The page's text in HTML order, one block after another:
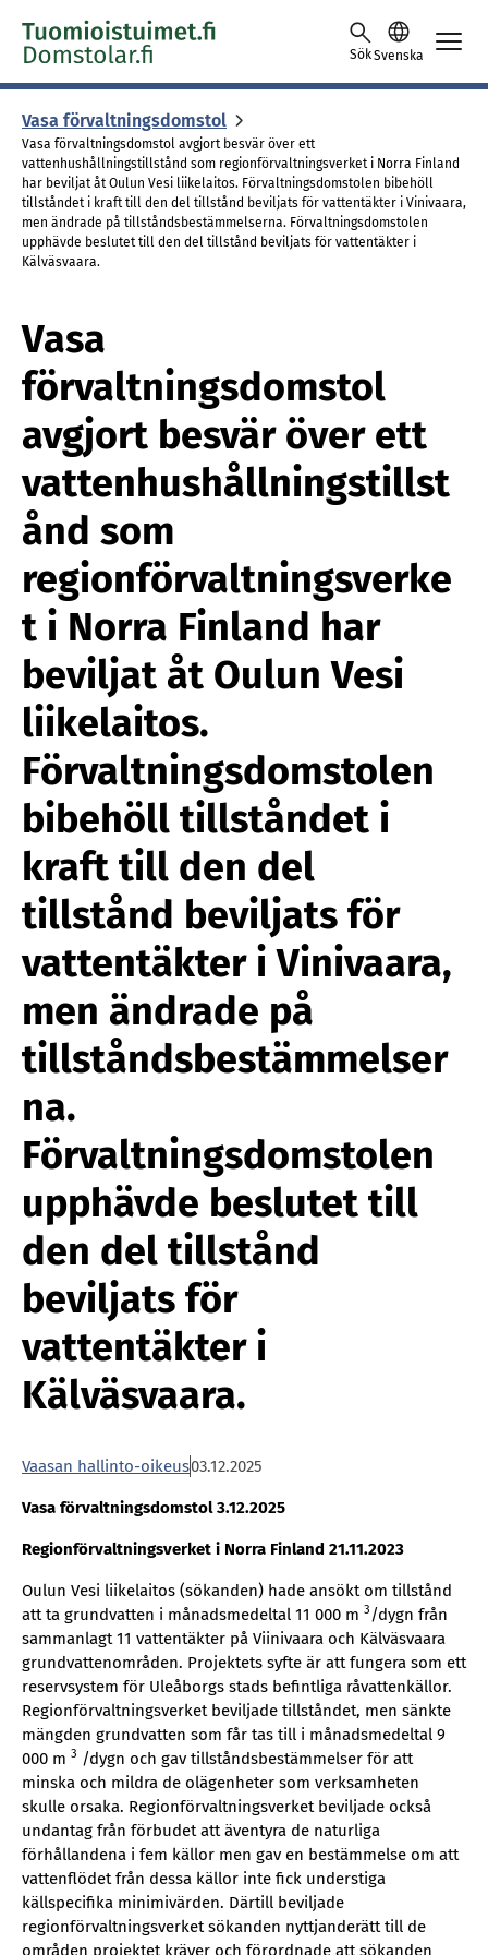
Skip to content -saavutettavuusohje
SökSvenska
Vasa för­valt­nings­dom­stol
Vasa förvaltningsdomstol avgjort besvär över ett
vattenhushållningstillstånd som regionförvaltningsverket i Norra Finland
har beviljat åt Oulun Vesi liikelaitos. Förvaltningsdomstolen bibehöll
tillståndet i kraft till den del tillstånd beviljats för vattentäkter i Vinivaara,
men ändrade på tillståndsbestämmelserna. Förvaltningsdomstolen
upphävde beslutet till den del tillstånd beviljats för vattentäkter i
Kälväsvaara.
Vasa
förvaltningsdomstol
avgjort besvär över ett
vattenhushållningstillst
ånd som
regionförvaltningsverke
t i Norra Finland har
beviljat åt Oulun Vesi
liikelaitos.
Förvaltningsdomstolen
bibehöll tillståndet i
kraft till den del
tillstånd beviljats för
vattentäkter i Vinivaara,
men ändrade på
tillståndsbestämmelser
na.
Förvaltningsdomstolen
upphävde beslutet till
den del tillstånd
beviljats för
vattentäkter i
Kälväsvaara.
Vaasan hallinto-oikeus03.12.2025
Vasa förvaltningsdomstol 3.12.2025
Regionförvaltningsverket i Norra Finland 21.11.2023
Oulun Vesi liikelaitos (sökanden) hade ansökt om tillstånd
att ta grundvatten i månadsmedeltal 11 000 m 3 /dygn från
sammanlagt 11 vattentäkter på Viinivaara och Kälväsvaara
grundvattenområden. Projektets syfte är att fungera som ett
reservsystem för Uleåborgs stads befintliga råvattenkällor.
Regionförvaltningsverket beviljade tillståndet, men sänkte
mängden grundvatten som får tas till i månadsmedeltal 9
000 m 3 /dygn och gav tillståndsbestämmelser för att
minska och mildra de olägenheter som verksamheten
skulle orsaka. Regionförvaltningsverket beviljade också
undantag från förbudet att äventyra de naturliga
förhållandena i fem källor men gav en bestämmelse om att
vattenflödet från dessa källor inte fick understiga
källspecifika minimivärden. Därtill beviljade
regionförvaltningsverket sökanden nyttjanderätt till de
områden projektet kräver och förordnade att sökanden